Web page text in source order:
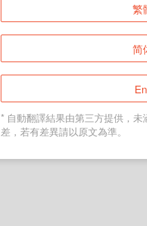
返
繁
简
* 自動翻譯結果由第三方提供，
差，若有差異請以原文為準。